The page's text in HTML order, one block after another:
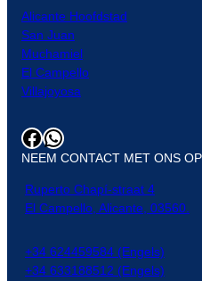
Alicante Hoofdstad
San Juan
Muchamiel
El Campello
Villajoyosa
Facebook WhatsApp
NEEM CONTACT MET ONS OP
Ruperto Chapí-straat 4
El Campello, Alicante, 03560.
+34 624459584 (Engels)
+34 633188512 (Engels)